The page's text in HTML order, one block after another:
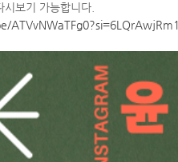
보기 가능합니다.